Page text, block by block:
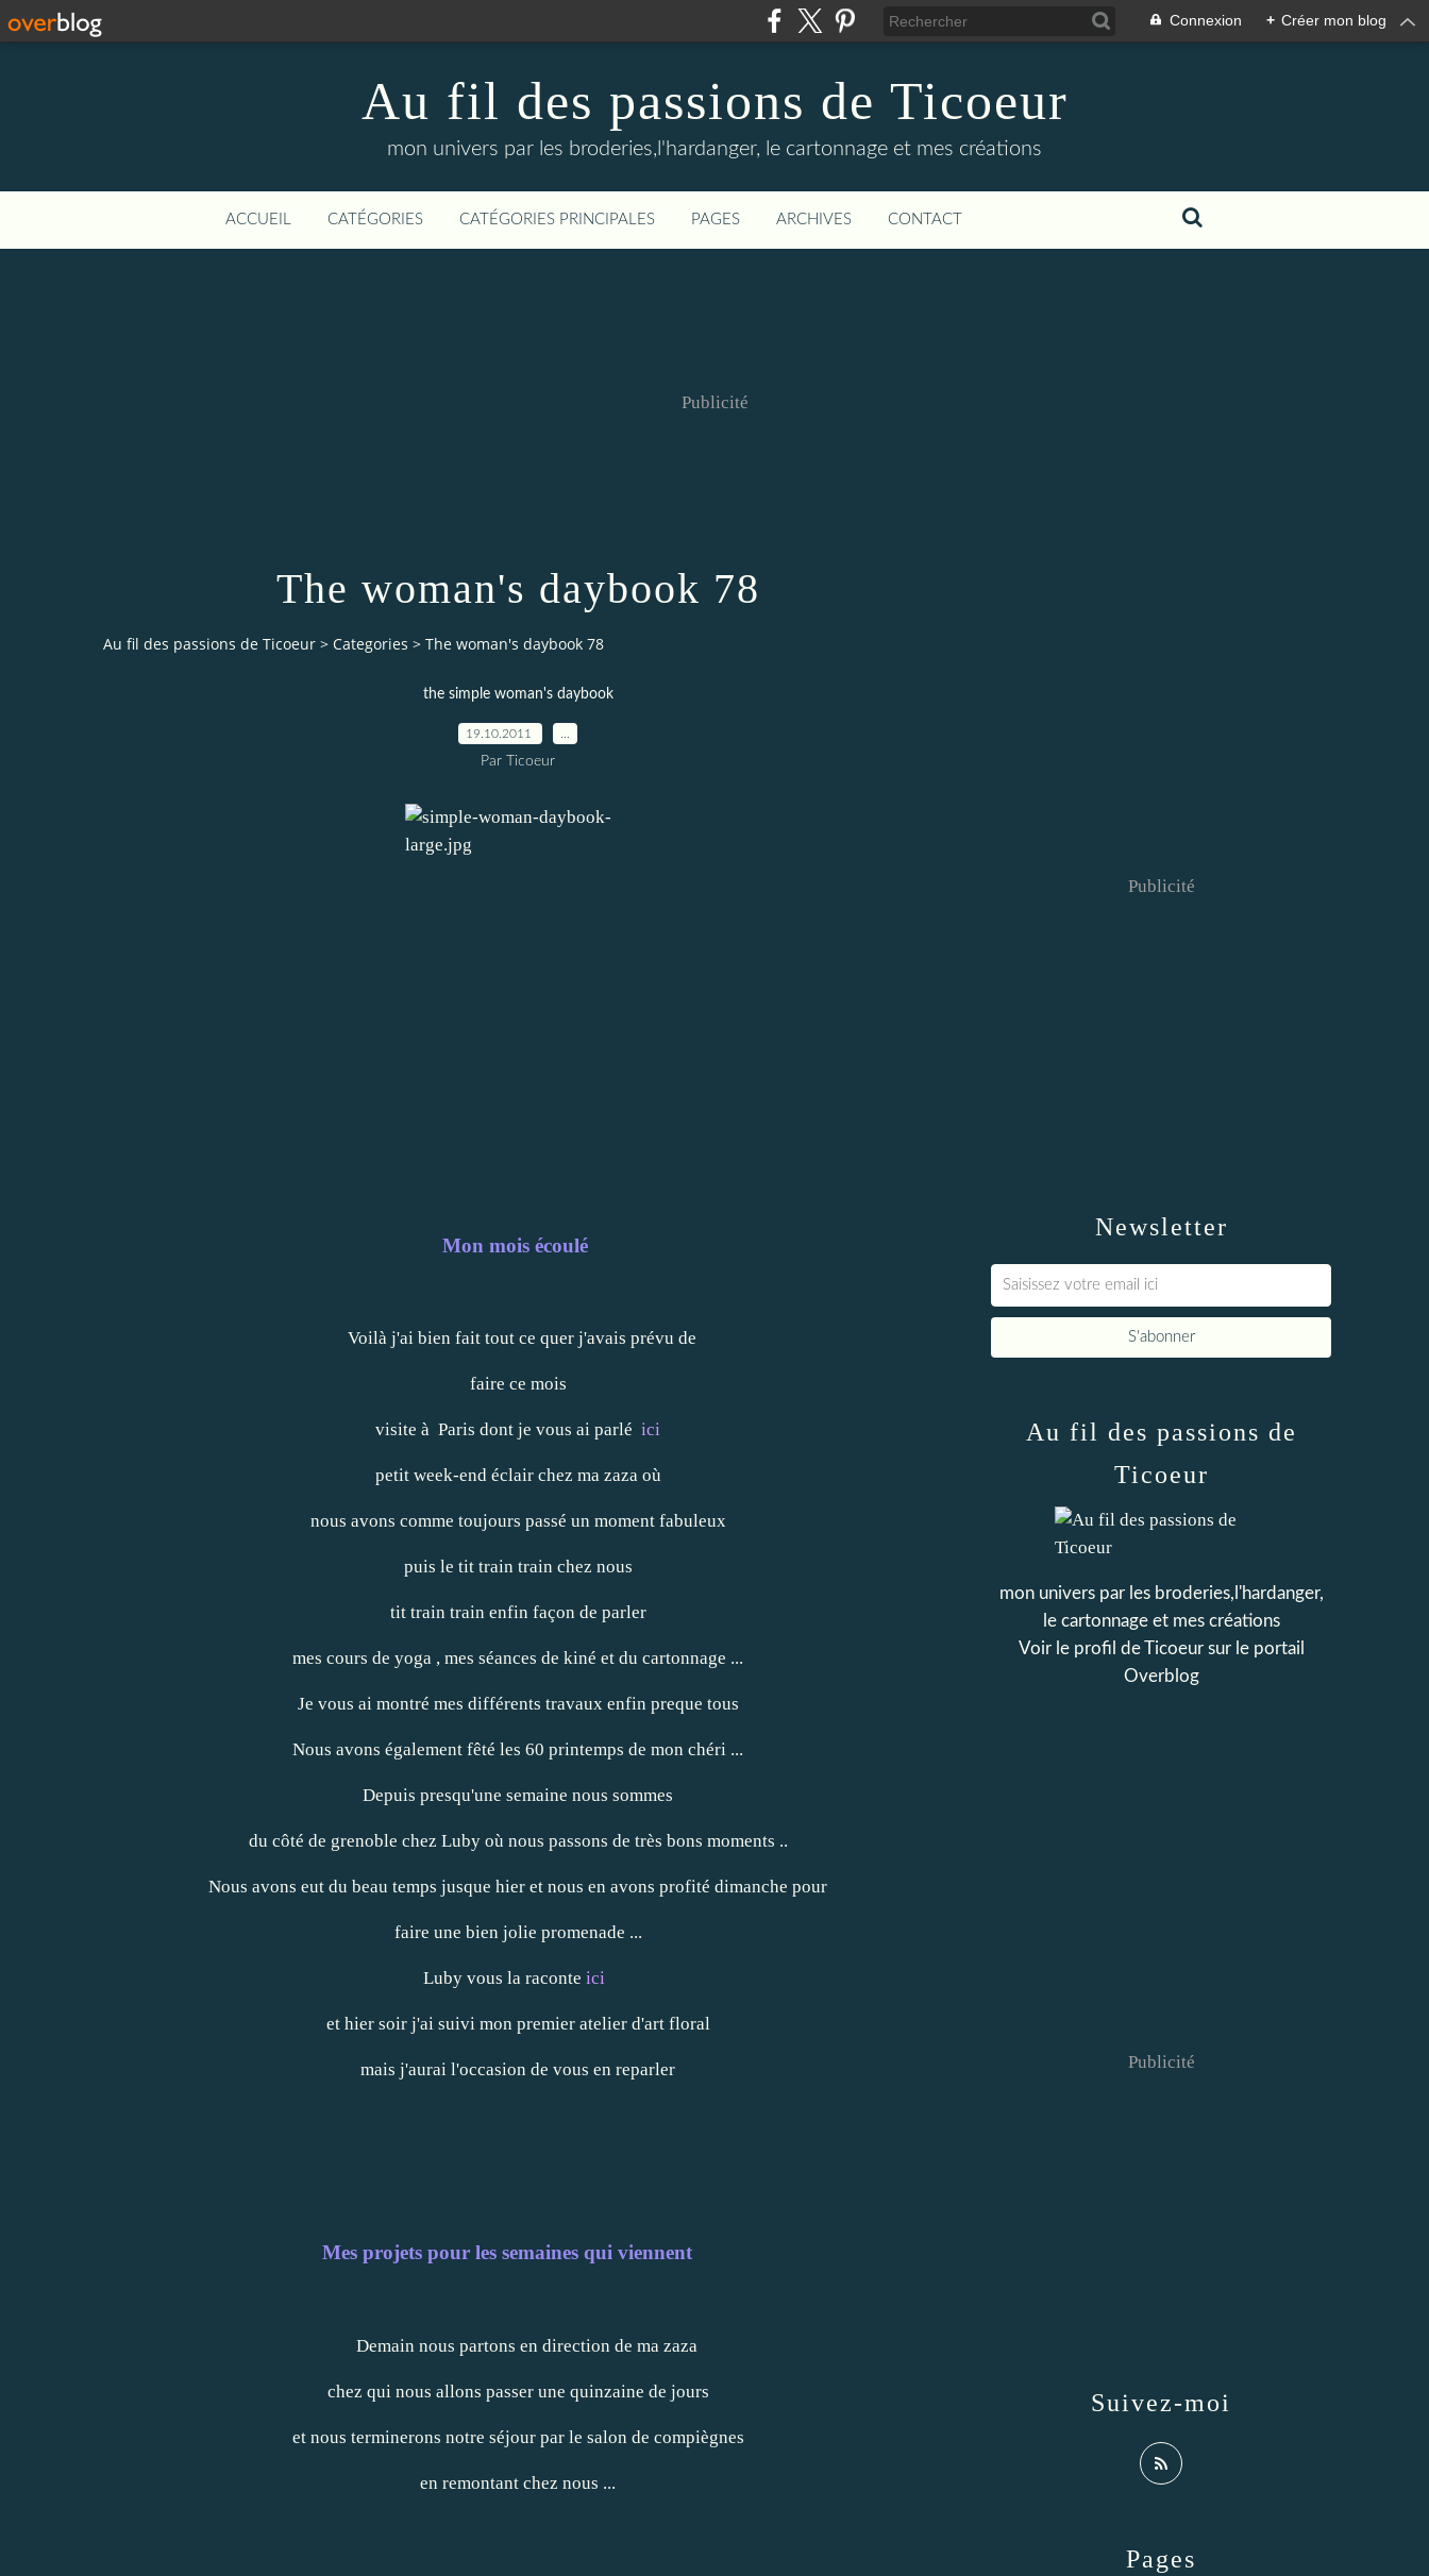
Connexion + Créer mon blog
Au fil des passions de Ticoeur
mon univers par les broderies,l'hardanger, le cartonnage et mes créations
ACCUEIL CATÉGORIES CATÉGORIES PRINCIPALES PAGES ARCHIVES CONTACT
Publicité
The woman's daybook 78
Au fil des passions de Ticoeur > Categories > The woman's daybook 78
the simple woman's daybook
19.10.2011
Par Ticoeur
Mon mois écoulé
Voilà j'ai bien fait tout ce quer j'avais prévu de
faire ce mois
visite à Paris dont je vous ai parlé ici
petit week-end éclair chez ma zaza où
nous avons comme toujours passé un moment fabuleux
puis le tit train train chez nous
tit train train enfin façon de parler
mes cours de yoga , mes séances de kiné et du cartonnage ...
Je vous ai montré mes différents travaux enfin preque tous
Nous avons également fêté les 60 printemps de mon chéri ...
Depuis presqu'une semaine nous sommes
du côté de grenoble chez Luby où nous passons de très bons moments ..
Nous avons eut du beau temps jusque hier et nous en avons profité dimanche pour
faire une bien jolie promenade ...
Luby vous la raconte ici
et hier soir j'ai suivi mon premier atelier d'art floral
mais j'aurai l'occasion de vous en reparler
Mes projets pour les semaines qui viennent
Demain nous partons en direction de ma zaza
chez qui nous allons passer une quinzaine de jours
et nous terminerons notre séjour par le salon de compiègnes
en remontant chez nous ...
Newsletter
Publicité
Pages
Au fil des passions de
Ticoeur
mon univers par les broderies,l'hardanger,
le cartonnage et mes créations
Voir le profil deTicoeursur le portail
Overblog
Suivez-moi
Publicité